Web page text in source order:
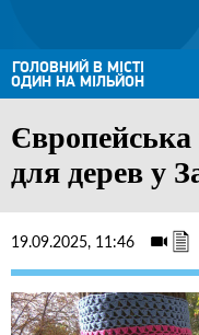
ГОЛОВНИЙ В МІСТІ
ОДИН НА МІЛЬЙОН
для дерев у
19.09.2025, 11:46